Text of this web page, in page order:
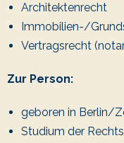
Architektenrecht
Immobilien-/
Vertragsrecht
Zur Person:
geboren in Berlin/
Studium der